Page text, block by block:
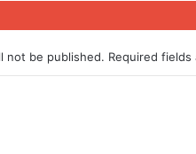
not be published. Required fields